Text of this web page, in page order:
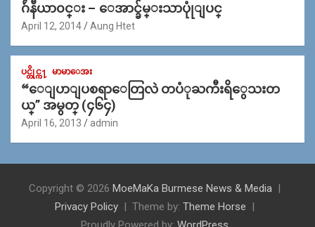
ဂ်ဴနီယာ၀င္း – ေအာင္ခ်မ္းသာပုုံျပင္
April 12, 2014 Aung Htet
ပင္တိုင္က႑ မာမာေအး
“ေျပာျပစရာေတြလဲ တပံုႀကီးရိွေသးတ
ယ္” အမွတ္ (၄၆၄)
April 16, 2013 admin
Copyright © 2026 MoeMaKa Burmese News & Media
Privacy Policy
Theme by: Theme Horse